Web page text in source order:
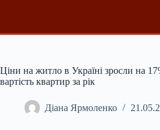
Ціни на житло в Україні зросли на
вартість квартир за рік
Діана Ярмоленко